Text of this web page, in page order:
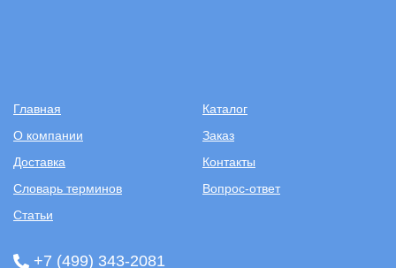
Главная
Каталог
О компании
Заказ
Доставка
Контакты
Словарь терминов
Вопрос-ответ
Статьи
+7 (499) 343-2081